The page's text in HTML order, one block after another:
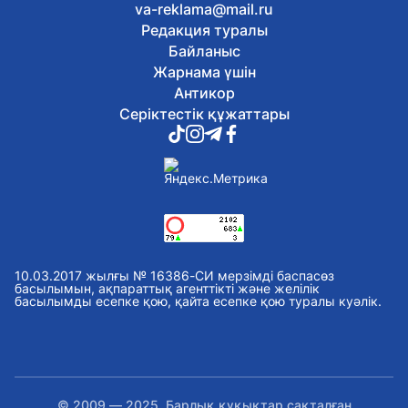
6 тамыз, 2026
Балаларды интернет-алаяқтардан
қалай қорғауға болады
6 тамыз, 2026
Отандық өндірушілермен жеңіл
өнеркәсіпті дамыту мәселелері
талқыланды
6 тамыз, 2026
Астанада Абай күніне орай
тоғызқұмалақтан алғашқы қалалық
6 тамыз, 2026
Сауран қалашығында реставрация
6 тамыз, 2026
Оралда «Халық Қаһарманы» Иван
Гапичпен қоштасты
кадрлар: партиялар теледебатта нені
va-reklama@mail.ru
Редакция туралы
Байланыс
Жарнама үшін
Антикор
Серіктестік құжаттары
10.03.2017 жылғы № 16386-СИ мерзімді баспасөз
басылымын, ақпараттық агенттікті және желілік
басылымды есепке қою, қайта есепке қою туралы куәлік.
© 2009 — 2025. Барлық құқықтар сақталған